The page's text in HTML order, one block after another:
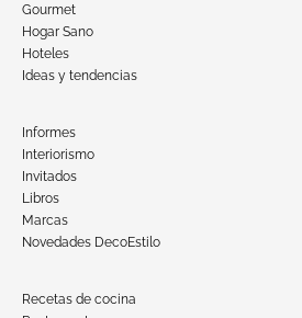
Gourmet
Hogar Sano
Hoteles
Ideas y tendencias
Informes
Interiorismo
Invitados
Libros
Marcas
Novedades DecoEstilo
Recetas de cocina